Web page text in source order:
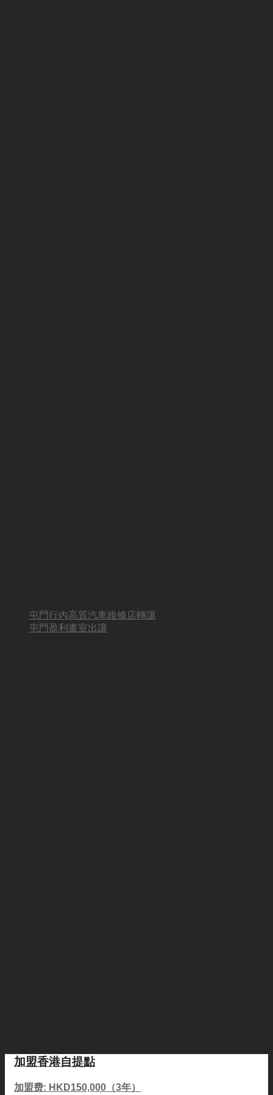
屯門行內高質汽車維修店轉讓
屯門盈利畫室出讓
加盟香港自提點
加盟费: HKD150,000（3年）